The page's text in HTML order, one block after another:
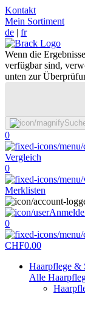
Kontakt
Mein Sortiment
de | fr
Wenn die
verfügbar sind,
unten zur
0
Vergleich
0
Merklisten
0
CHF0.00
Haarpflege &
Alle